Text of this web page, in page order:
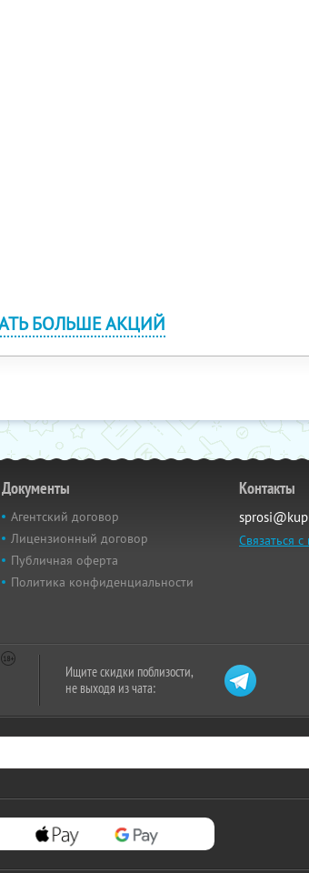
БОЛЬШЕ АКЦИЙ
Документы
Агентский договор
Лицензионный договор
Публичная оферта
Политика конфиденциальности
Контакты
Связаться
Ищите скидки поблизости,
не выходя из чата: